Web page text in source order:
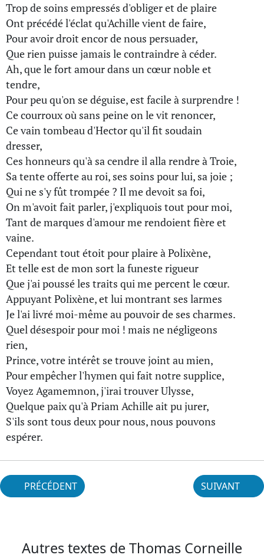
Trop de soins empressés d'obliger et de plaire
Ont précédé l'éclat qu'Achille vient de faire,
Pour avoir droit encor de nous persuader,
Que rien puisse jamais le contraindre à céder.
Ah, que le fort amour dans un cœur noble et
tendre,
Pour peu qu'on se déguise, est facile à surprendre !
Ce courroux où sans peine on le vit renoncer,
Ce vain tombeau d'Hector qu'il fit soudain
dresser,
Ces honneurs qu'à sa cendre il alla rendre à Troie,
Sa tente offerte au roi, ses soins pour lui, sa joie ;
Qui ne s'y fût trompée ? Il me devoit sa foi,
On m'avoit fait parler, j'expliquois tout pour moi,
Tant de marques d'amour me rendoient fière et
vaine.
Cependant tout étoit pour plaire à Polixène,
Et telle est de mon sort la funeste rigueur
Que j'ai poussé les traits qui me percent le cœur.
Appuyant Polixène, et lui montrant ses larmes
Je l'ai livré moi-même au pouvoir de ses charmes.
Quel désespoir pour moi ! mais ne négligeons
rien,
Prince, votre intérêt se trouve joint au mien,
Pour empêcher l'hymen qui fait notre supplice,
Voyez Agamemnon, j'irai trouver Ulysse,
Quelque paix qu'à Priam Achille ait pu jurer,
S'ils sont tous deux pour nous, nous pouvons
espérer.
PRÉCÉDENT SUIVANT
Autres textes de Thomas Corneille